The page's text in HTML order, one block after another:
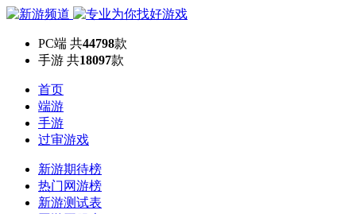
PC端 共44798款
手游 共18097款
首页
端游
手游
过审游戏
新游期待榜
热门网游榜
新游测试表